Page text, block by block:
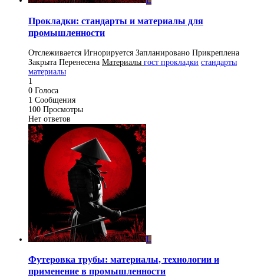
Прокладки: стандарты и материалы для
промышленности
Отслеживается Игнорируется Запланировано Прикреплена
Закрыта Перенесена Материалы гост прокладки стандарты
материалы
1
0 Голоса
1 Сообщения
100 Просмотры
Нет ответов
L
Футеровка трубы: материалы, технологии и
применение в промышленности